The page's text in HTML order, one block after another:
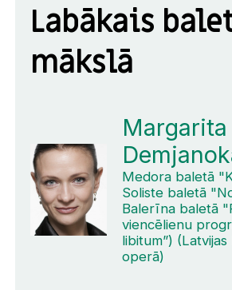
Labākais
mākslā
Margarita
Medora baletā
Soliste baletā
Balerīna baletā
viencēlienu
libitum”) (Latvijas
operā)